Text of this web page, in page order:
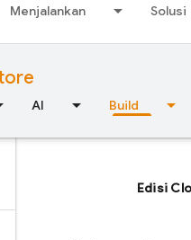
Menjalankan Solusi
AI Build
Edisi